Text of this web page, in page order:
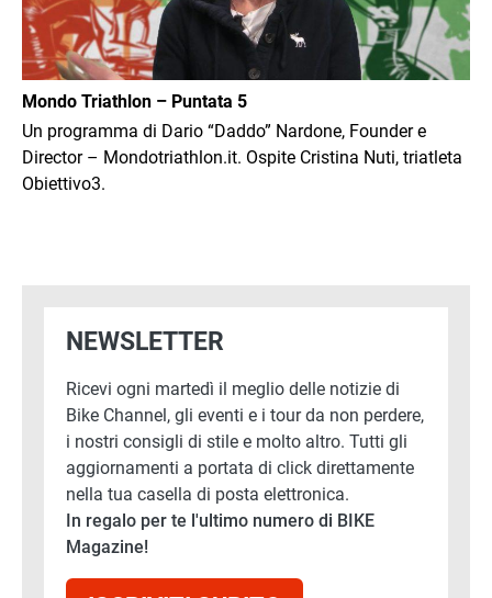
Mondo Triathlon – Puntata 5
Un programma di Dario “Daddo” Nardone, Founder e
Director – Mondotriathlon.it. Ospite Cristina Nuti, triatleta
Obiettivo3.
NEWSLETTER
Ricevi ogni martedì il meglio delle notizie di
Bike Channel, gli eventi e i tour da non perdere,
i nostri consigli di stile e molto altro. Tutti gli
aggiornamenti a portata di click direttamente
nella tua casella di posta elettronica.
In regalo per te l'ultimo numero di BIKE
Magazine!